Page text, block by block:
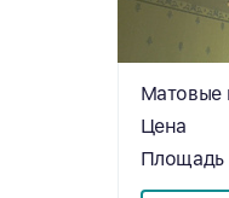
Матовые
Цена
Площадь